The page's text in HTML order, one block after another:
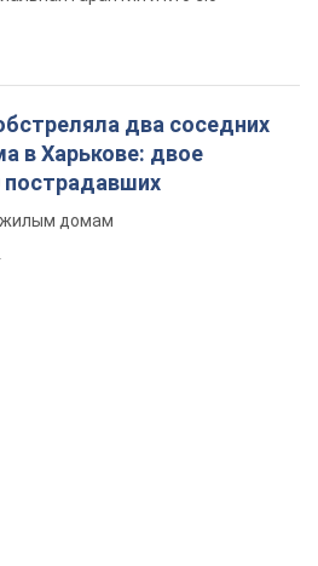
два соседних
в Харькове: двое
пострадавших
жилым домам